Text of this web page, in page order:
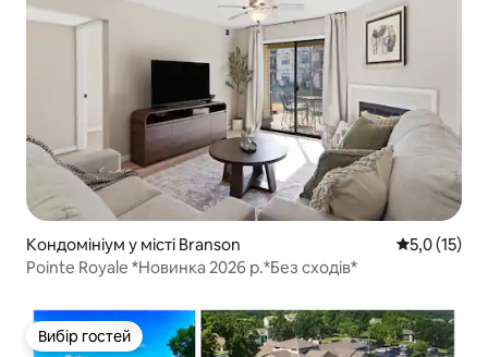
Кондомініум у місті Branson Середня
5,0 (15)
Pointe Royale *Новинка 2026 р.*Без сходів*
Вибір гостей
Вибір гостей